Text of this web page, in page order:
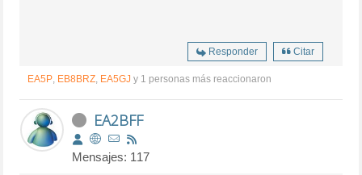
Responder Citar
EA5P, EB8BRZ, EA5GJ y 1 personas más reaccionaron
EA2BFF
Mensajes: 117